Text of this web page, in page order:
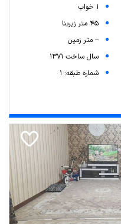
1 خواب
45 متر زیربنا
-- متر زمین
سال ساخت 1371
شماره طبقه: 1